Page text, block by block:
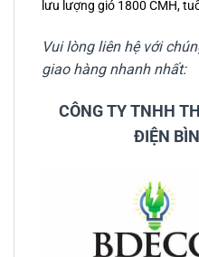
lưu lượng gió 1800 CMH,
Vui lòng liên hệ với
giao hàng nhanh nhất:
CÔNG TY TNHH
ĐIỆN